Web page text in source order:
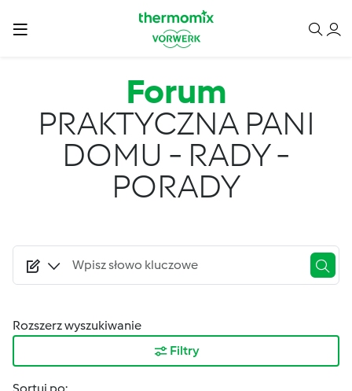
Forum
PRAKTYCZNA PANI
DOMU - RADY -
PORADY
Rozszerz wyszukiwanie
Filtry